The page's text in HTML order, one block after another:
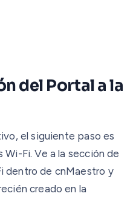
del Portal a la
el siguiente paso es
Wi-Fi. Ve a la sección de
dentro de cnMaestro y
creado en la